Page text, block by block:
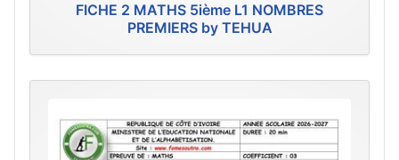
FICHE 2 MATHS 5ième L1 NOMBRES
PREMIERS by TEHUA